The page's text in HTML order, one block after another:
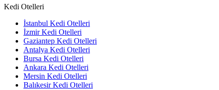
Kedi Otelleri
İstanbul Kedi Otelleri
İzmir Kedi Otelleri
Gaziantep Kedi Otelleri
Antalya Kedi Otelleri
Bursa Kedi Otelleri
Ankara Kedi Otelleri
Mersin Kedi Otelleri
Balıkesir Kedi Otelleri